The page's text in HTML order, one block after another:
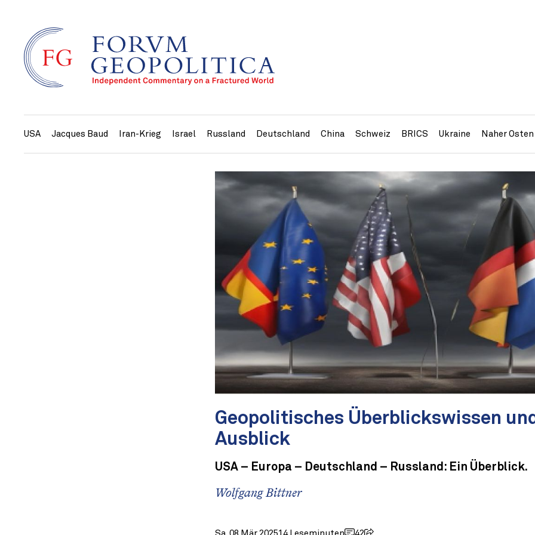
USA Jacques Baud Iran-Krieg Israel Russland Deutschland China Schweiz BRICS Ukraine Naher Osten
Geopolitisches Überblickswissen
Ausblick
USA – Europa – Deutschland – Russland: Ein Überblick.
Wolfgang Bittner